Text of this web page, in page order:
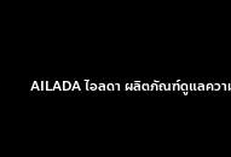
AILADA ไอลดา ผลิตภัณฑ์ดูแลควา